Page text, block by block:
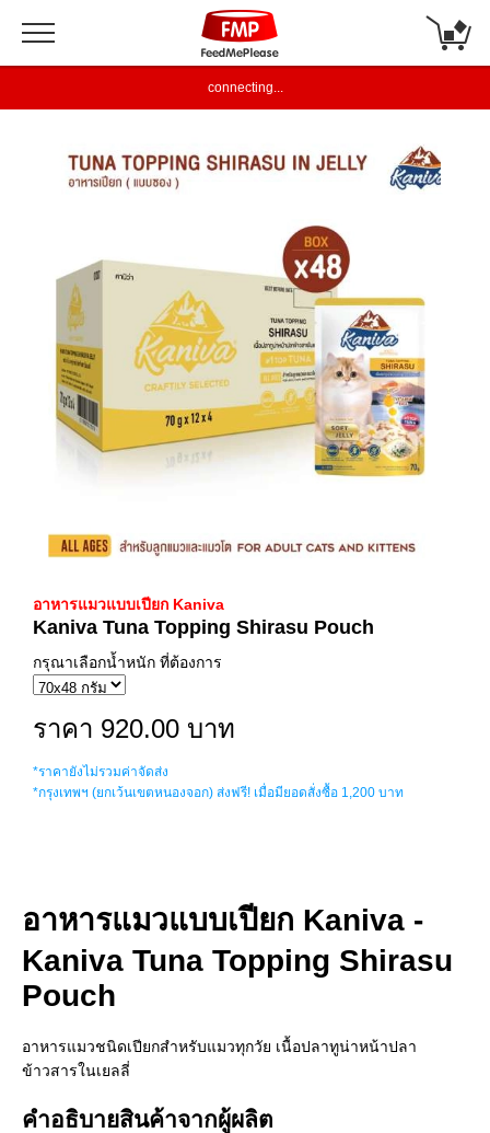
connecting...
อาหารแมวแบบเปียก Kaniva
Kaniva Tuna Topping Shirasu Pouch
กรุณาเลือกน้ำหนัก ที่ต้องการ
ราคา 920.00 บาท
*ราคายังไม่รวมค่าจัดส่ง
*กรุงเทพฯ (ยกเว้นเขตหนองจอก) ส่งฟรี! เมื่อมียอดสั่งซื้อ 1,200 บาท
อาหารแมวแบบเปียก Kaniva -
Kaniva Tuna Topping Shirasu
Pouch
อาหารแมวชนิดเปียกสำหรับแมวทุกวัย เนื้อปลาทูน่าหน้าปลา
ข้าวสารในเยลลี่
คำอธิบายสินค้าจากผู้ผลิต